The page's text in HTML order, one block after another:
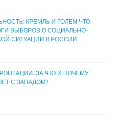
КРЕМЛЬ И ГОЛЕМ ЧТО
ВЫБОРОВ О СОЦИАЛЬНО-
СИТУАЦИИ В РОССИИ
ЗА ЧТО И ПОЧЕМУ
С ЗАПАДОМ?